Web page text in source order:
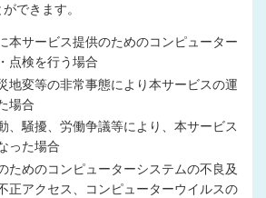
できます。
本サービス提供のためのコンピューター
点検を行う場合
地変等の非常事態により本サービスの運
場合
、騒擾、労働争議等により、本サービス
った場合
ためのコンピューターシステムの不良及
正アクセス、コンピューターウイルスの